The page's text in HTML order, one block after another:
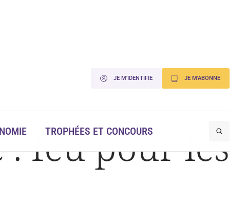
JE M'IDENTIFIE JE M'ABONNE
TROPHÉES ET CONCOURS
: feu pour les